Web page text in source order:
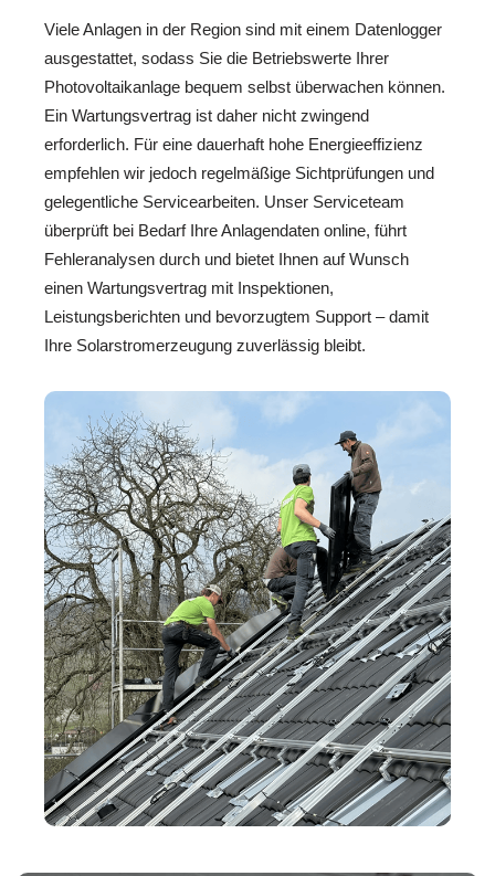
Viele Anlagen in der Region sind mit einem Datenlogger
ausgestattet, sodass Sie die Betriebswerte Ihrer
Photovoltaikanlage bequem selbst überwachen können.
Ein Wartungsvertrag ist daher nicht zwingend
erforderlich. Für eine dauerhaft hohe Energieeffizienz
empfehlen wir jedoch regelmäßige Sichtprüfungen und
gelegentliche Servicearbeiten. Unser Serviceteam
überprüft bei Bedarf Ihre Anlagendaten online, führt
Fehleranalysen durch und bietet Ihnen auf Wunsch
einen Wartungsvertrag mit Inspektionen,
Leistungsberichten und bevorzugtem Support – damit
Ihre Solarstromerzeugung zuverlässig bleibt.